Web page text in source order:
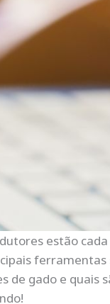
estão
gado e quais